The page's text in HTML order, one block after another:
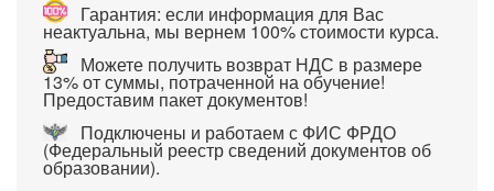
Гарантия: если информация для Вас
неактуальна, мы вернем 100% стоимости курса.
Можете получить возврат НДС в размере
13% от суммы, потраченной на обучение!
Предоставим пакет документов!
Подключены и работаем с ФИС ФРДО
(Федеральный реестр сведений документов об
образовании).